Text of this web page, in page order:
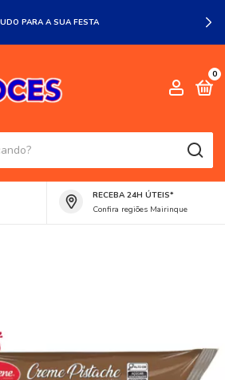
PARA A SUA FESTA
0
RECEBA 24H ÚTEIS*
Confira regiões Mairinque